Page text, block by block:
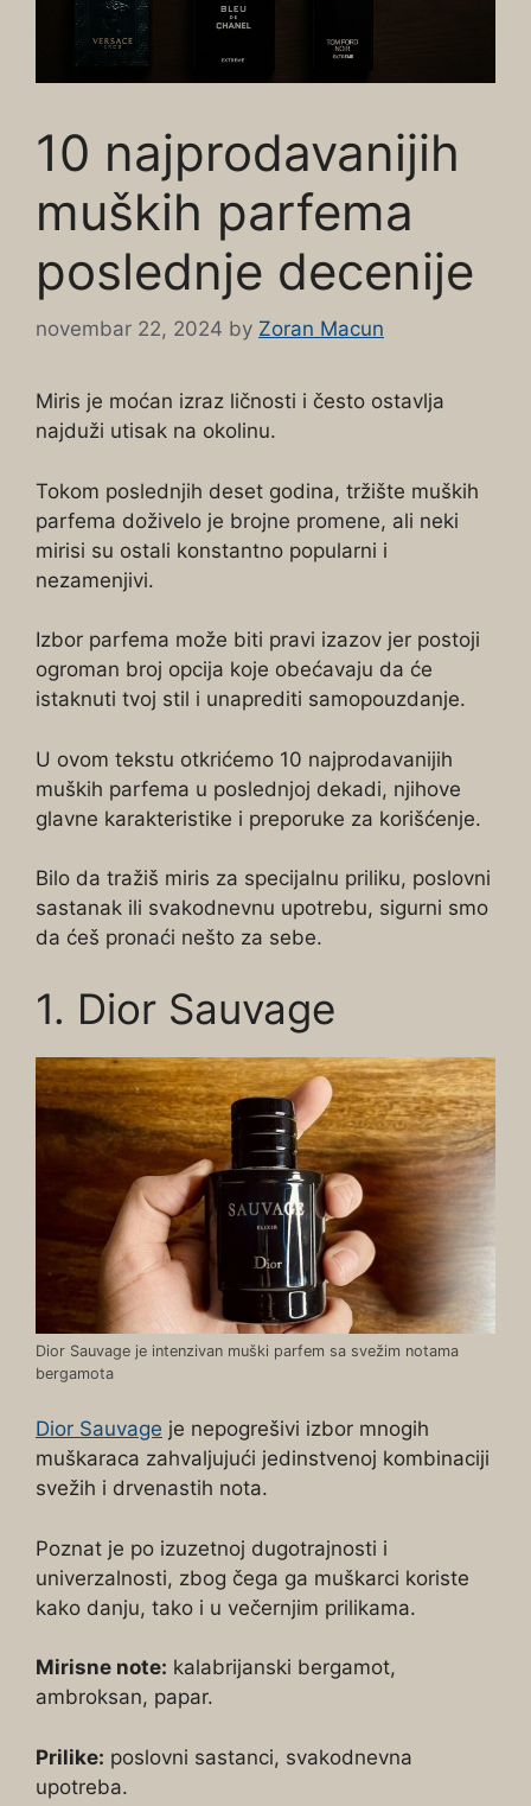
10 najprodavanijih
muških parfema
poslednje decenije
novembar 22, 2024 by Zoran Macun
Miris je moćan izraz ličnosti i često ostavlja
najduži utisak na okolinu.
Tokom poslednjih deset godina, tržište muških
parfema doživelo je brojne promene, ali neki
mirisi su ostali konstantno popularni i
nezamenjivi.
Izbor parfema može biti pravi izazov jer postoji
ogroman broj opcija koje obećavaju da će
istaknuti tvoj stil i unaprediti samopouzdanje.
U ovom tekstu otkrićemo 10 najprodavanijih
muških parfema u poslednjoj dekadi, njihove
glavne karakteristike i preporuke za korišćenje.
Bilo da tražiš miris za specijalnu priliku, poslovni
sastanak ili svakodnevnu upotrebu, sigurni smo
da ćeš pronaći nešto za sebe.
1. Dior Sauvage
Dior Sauvage je intenzivan muški parfem sa svežim notama
bergamota
Dior Sauvage je nepogrešivi izbor mnogih
muškaraca zahvaljujući jedinstvenoj kombinaciji
svežih i drvenastih nota.
Poznat je po izuzetnoj dugotrajnosti i
univerzalnosti, zbog čega ga muškarci koriste
kako danju, tako i u večernjim prilikama.
Mirisne note: kalabrijanski bergamot,
ambroksan, papar.
Prilike: poslovni sastanci, svakodnevna
upotreba.